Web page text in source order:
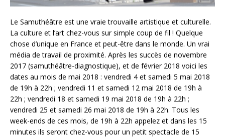
Le Samuthéâtre est une vraie trouvaille artistique et culturelle.
La culture et l’art chez-vous sur simple coup de fil ! Quelque
chose d’unique en France et peut-être dans le monde. Un vrai
média de travail de proximité. Après les succès de novembre
2017 (samuthéâtre-diagnostique), et de février 2018 voici les
dates au mois de mai 2018 : vendredi 4 et samedi 5 mai 2018
de 19h à 22h ; vendredi 11 et samedi 12 mai 2018 de 19h à
22h ; vendredi 18 et samedi 19 mai 2018 de 19h à 22h ;
vendredi 25 et samedi 26 mai 2018 de 19h à 22h. Tous les
week-ends de ces mois, de 19h à 22h appelez et dans les 15
minutes ils seront chez-vous pour un petit spectacle de 15